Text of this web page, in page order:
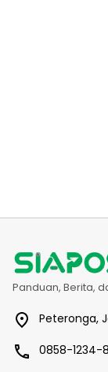
Panduan, Berita,
Peteronga,
0858-1234-